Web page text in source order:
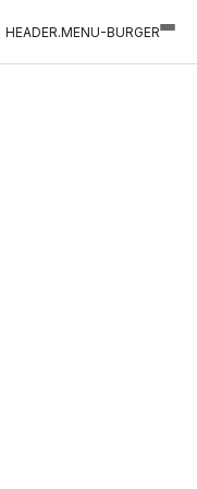
HEADER.MENU-BURGER